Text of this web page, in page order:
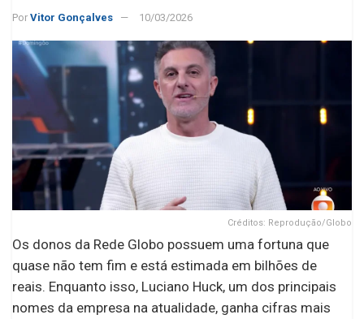
Por Vitor Gonçalves 10/03/2026
Créditos: Reprodução/Globo
Os donos da Rede Globo possuem uma fortuna que
quase não tem fim e está estimada em bilhões de
reais. Enquanto isso, Luciano Huck, um dos principais
nomes da empresa na atualidade, ganha cifras mais